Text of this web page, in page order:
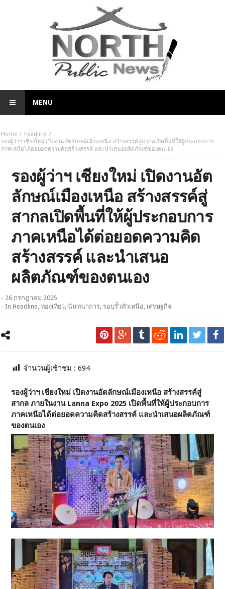
MENU
Home
headline
รองผู้ว่าฯ เชียงใหม่ เปิดงานอัตลักษณ์เมืองเหนือ สร้างสรรค์สู่สากลเปิดพื้นที่ให้ผู้ประกอบการ
ภาคเหนือได้ต่อยอดความคิดสร้างสรรค์ และนำเสนอผลิตภัณฑ์ของตนเอง
รองผู้ว่าฯ เชียงใหม่ เปิดงานอัต
ลักษณ์เมืองเหนือ สร้างสรรค์สู่
สากลเปิดพื้นที่ให้ผู้ประกอบการ
ภาคเหนือได้ต่อยอดความคิด
สร้างสรรค์ และนำเสนอ
ผลิตภัณฑ์ของตนเอง
- 26 กรกฎาคม 2025
- InHeadline,ท่องเที่ยว,นันทนาการ, รอบรั้วทั่วเหนือ, เศรษฐกิจ
จำนวนผู้เช้าชม :694
รองผู้ว่าฯ เชียงใหม่ เปิดงานอัตลักษณ์เมืองเหนือ สร้างสรรค์สู่
สากล ภายในงาน Lanna Expo 2025 เปิดพื้นที่ให้ผู้ประกอบการ
ภาคเหนือได้ต่อยอดความคิดสร้างสรรค์ และนำเสนอผลิตภัณฑ์
ของตนเอง